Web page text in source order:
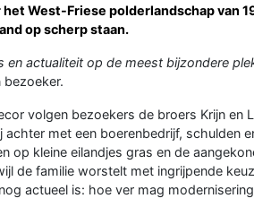
West-Friese polderlandschap van
op scherp staan.
actualiteit op de meest bijzondere
bezoeker.
volgen bezoekers de broers Krijn en
met een boerenbedrijf, schulden
op kleine eilandjes gras en de
de familie worstelt met ingrijpende
actueel is: hoe ver mag